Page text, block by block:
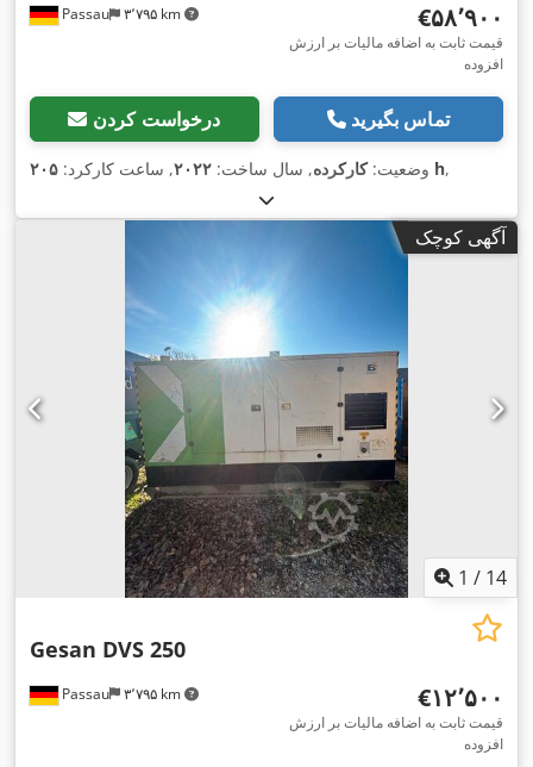
Passau ۳٬۷۹۵ km ‎€۵۸٬۹۰۰
قیمت ثابت به اضافه مالیات بر ارزش
افزوده
درخواست کردن تماس بگیرید
وضعیت:کارکرده, سال ساخت: ۲۰۲۲, ساعت کارکرد: ۲۰۵ h,
آگهی کوچک
1 / 14
Passau ۳٬۷۹۵ km
Gesan DVS 250
‎€۱۲٬۵۰۰
قیمت ثابت به اضافه مالیات بر ارزش
افزوده